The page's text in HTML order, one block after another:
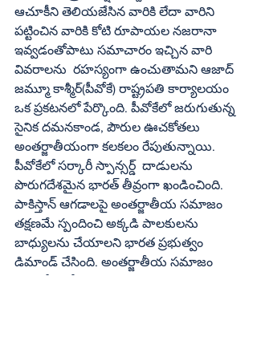
ఆచూకీని తెలియజేసిన వారికి లేదా వారిని
పట్టించిన వారికి కోటి రూపాయల నజరానా
ఇవ్వడంతోపాటు సమాచారం ఇచ్చిన వారి
వివరాలను  రహస్యంగా ఉంచుతామని ఆజాద్
జమ్మూ కాశ్మీర్(పీవోకే) రాష్ట్రపతి కార్యాలయం
ఒక ప్రకటనలో పేర్కొంది. పీవోకేలో జరుగుతున్న
సైనిక దమనకాండ, పౌరుల ఊచకోతలు
అంతర్జాతీయంగా కలకలం రేపుతున్నాయి.
పీవోకేలో సర్కారీ స్పాన్సర్డ్  దాడులను
పొరుగదేశమైన భారత్ తీవ్రంగా ఖండించింది.
పాకిస్తాన్ ఆగడాలపై అంతర్జాతీయ సమాజం
తక్షణమే స్పందించి అక్కడి పాలకులను
బాధ్యులను చేయాలని భారత ప్రభుత్వం
డిమాండ్ చేసింది. అంతర్జాతీయ సమాజం